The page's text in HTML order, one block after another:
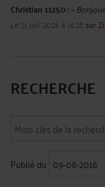
Christian 11250 :«
Le 21 juil. 2026 à 16:28 sur
RECHERCHE
Publié du